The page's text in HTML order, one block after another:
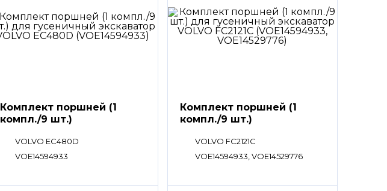
Комплект поршней (1
компл./9 шт.)
VOLVO EC480D
VOE14594933
Комплект поршней (1
компл./9 шт.)
VOLVO FC2121C
VOE14594933, VOE14529776